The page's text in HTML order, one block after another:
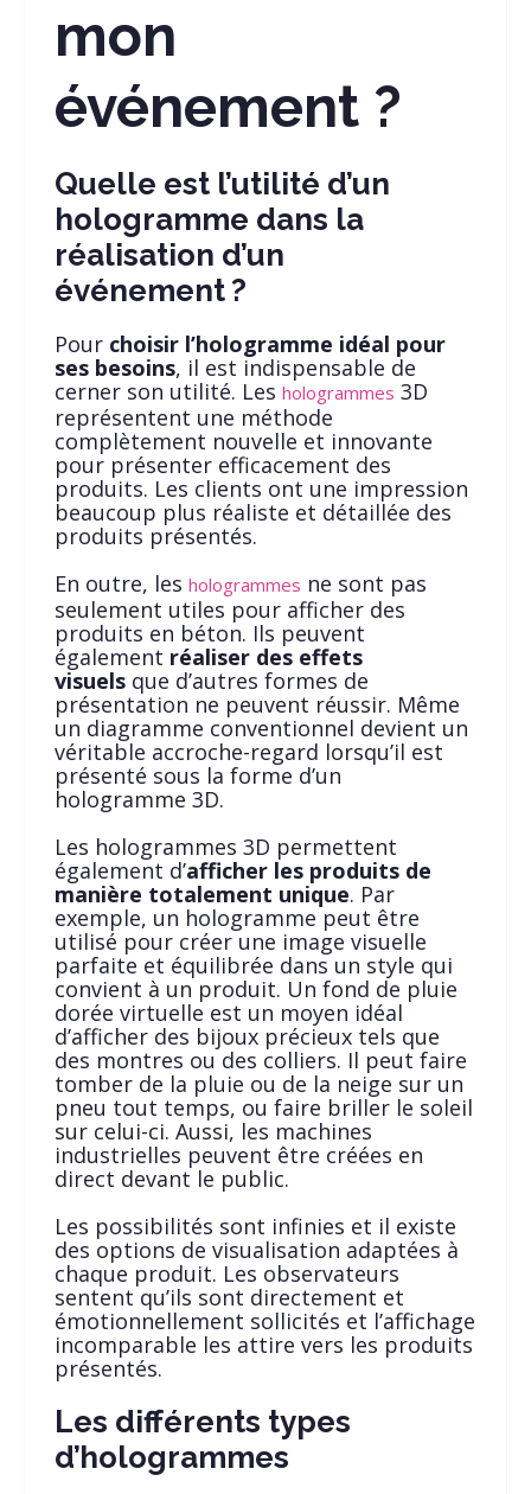
mon
événement ?
Quelle est l’utilité d’un
hologramme dans la
réalisation d’un
événement ?
Pour choisir l’hologramme idéal pour
ses besoins, il est indispensable de
cerner son utilité. Les hologrammes 3D
représentent une méthode
complètement nouvelle et innovante
pour présenter efficacement des
produits. Les clients ont une impression
beaucoup plus réaliste et détaillée des
produits présentés.
En outre, les hologrammes ne sont pas
seulement utiles pour afficher des
produits en béton. Ils peuvent
également réaliser des effets
visuelsque d’autres formes de
présentation ne peuvent réussir. Même
un diagramme conventionnel devient un
véritable accroche-regard lorsqu’il est
présenté sous la forme d’un
hologramme 3D.
Les hologrammes 3D permettent
également d’afficher les produits de
manière totalement unique. Par
exemple, un hologramme peut être
utilisé pour créer une image visuelle
parfaite et équilibrée dans un style qui
convient à un produit. Un fond de pluie
dorée virtuelle est un moyen idéal
d’afficher des bijoux précieux tels que
des montres ou des colliers. Il peut faire
tomber de la pluie ou de la neige sur un
pneu tout temps, ou faire briller le soleil
sur celui-ci. Aussi, les machines
industrielles peuvent être créées en
direct devant le public.
Les possibilités sont infinies et il existe
des options de visualisation adaptées à
chaque produit. Les observateurs
sentent qu’ils sont directement et
émotionnellement sollicités et l’affichage
incomparable les attire vers les produits
présentés.
Les différents types
d’hologrammes